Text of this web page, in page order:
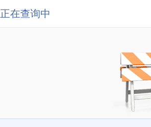
正在查询中